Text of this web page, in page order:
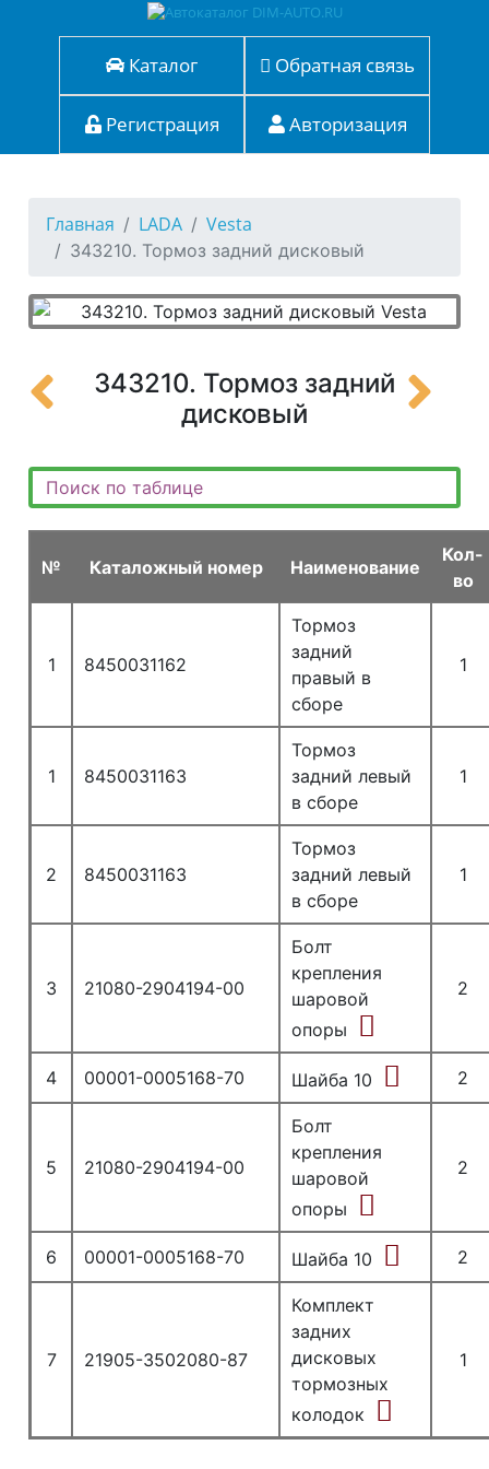
Каталог Обратная связь
Регистрация Авторизация
Главная LADA Vesta
343210. Тормоз задний дисковый
343210. Тормоз задний
дисковый
№ Каталожный номер Наименование
Кол-
во
1 8450031162
Тормоз
задний
правый в
сборе
1
1 8450031163
Тормоз
задний левый
в сборе
1
2 8450031163
Тормоз
задний левый
в сборе
1
3 21080-2904194-00
Болт
крепления
шаровой
опоры
2
4 00001-0005168-70 Шайба 10 2
5 21080-2904194-00
Болт
крепления
шаровой
опоры
2
6 00001-0005168-70 Шайба 10 2
7 21905-3502080-87
Комплект
задних
дисковых
тормозных
колодок
1